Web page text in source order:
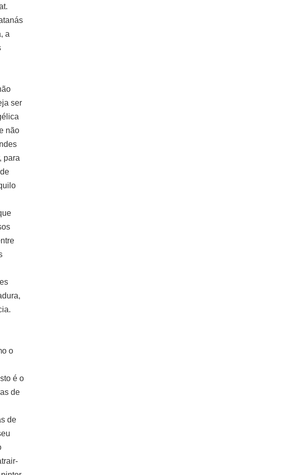
a
ser
não
para
o
é o
de
de